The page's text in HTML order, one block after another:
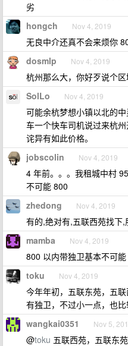
劣
hongch Nov 4, 2019
无良中介还真不会来烦你
dosmlp Nov 4, 2019
杭州那么大，你好歹说个
SolLo Nov 4, 2019
可能余杭梦想小镇以北的
车一个快车司机说过来杭
诧异有如此价格。
jobscolin Nov 4, 2019
4 年前。。。我租城中村
不可能 800
zhedong Nov 4, 2019
有的,绝对有,五联西苑找下
mamba Nov 4, 2019
800 以内带独卫基本不可能
toku Nov 4, 2019
今年年初，五联东苑，五
有独卫，不过小一点，也比
wangkai0351 Nov 5,
@toku 五联西苑，五联东